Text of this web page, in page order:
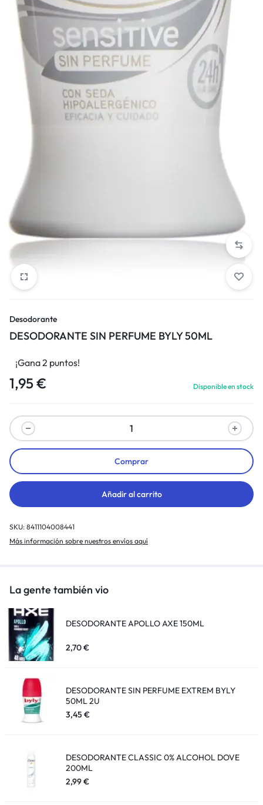
Desodorante
DESODORANTE SIN PERFUME BYLY 50ML
¡Gana 2 puntos!
1,95€ Disponible en stock
Añadir al carrito
Comprar
SKU: 8411104008441
Más información sobre nuestros envíos aquí
La gente también vio
DESODORANTE APOLLO AXE 150ML
2,70€
DESODORANTE SIN PERFUME EXTREM BYLY
50ML 2U
3,45 €
DESODORANTE CLASSIC 0% ALCOHOL DOVE
200ML
2,99€